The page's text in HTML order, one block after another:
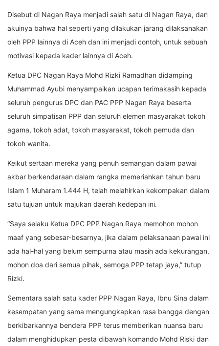
Disebut di Nagan Raya menjadi salah satu di Nagan Raya, dan
akuinya bahwa hal seperti yang dilakukan jarang dilaksanakan
oleh PPP lainnya di Aceh dan ini menjadi contoh, untuk sebuah
motivasi kepada kader lainnya di Aceh.
Ketua DPC Nagan Raya Mohd Rizki Ramadhan didamping
Muhammad Ayubi menyampaikan ucapan terimakasih kepada
seluruh pengurus DPC dan PAC PPP Nagan Raya beserta
seluruh simpatisan PPP dan seluruh elemen masyarakat tokoh
agama, tokoh adat, tokoh masyarakat, tokoh pemuda dan
tokoh wanita.
Keikut sertaan mereka yang penuh semangan dalam pawai
akbar berkendaraan dalam rangka memeriahkan tahun baru
Islam 1 Muharam 1.444 H, telah melahirkan kekompakan dalam
satu tujuan untuk majukan daerah kedepan ini.
“Saya selaku Ketua DPC PPP Nagan Raya memohon mohon
maaf yang sebesar-besarnya, jika dalam pelaksanaan pawai ini
ada hal-hal yang belum sempurna atau masih ada kekurangan,
mohon doa dari semua pihak, semoga PPP tetap jaya,” tutup
Rizki.
Sementara salah satu kader PPP Nagan Raya, Ibnu Sina dalam
kesempatan yang sama mengungkapkan rasa bangga dengan
berkibarkannya bendera PPP terus memberikan nuansa baru
dalam menghidupkan pesta dibawah komando Mohd Riski dan